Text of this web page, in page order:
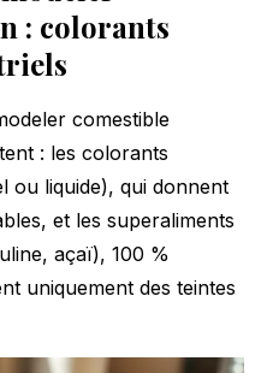
: colorants
comestible
: les colorants
ou liquide), qui donnent
et les superaliments
açaï), 100 %
uniquement des teintes